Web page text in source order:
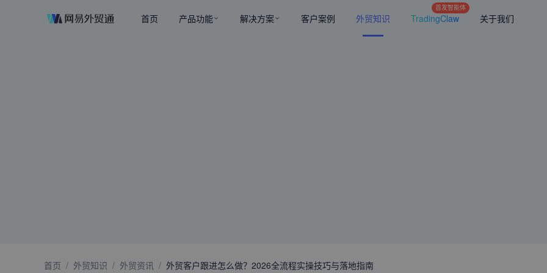
首页 产品功能 解决方案 客户案例 外贸知识 TradingClaw
首发智能体
关于我们
首页 / 外贸知识 / 外贸资讯 / 外贸客户跟进怎么做？2026全流程实操技巧与落地指南